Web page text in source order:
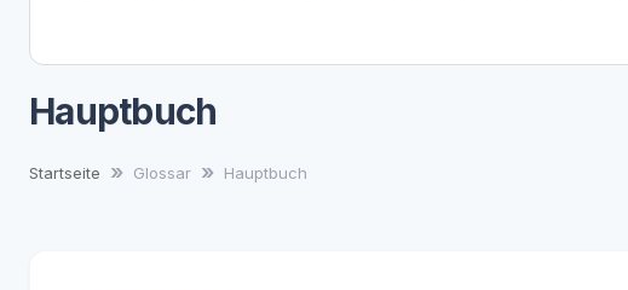
Hauptbuch
Startseite Glossar Hauptbuch